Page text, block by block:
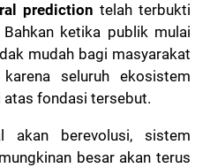
prediction telah terbukti
ketika publik mulai
mudah bagi masyarakat
seluruh ekosistem
fondasi tersebut.
berevolusi, sistem
besar akan terus